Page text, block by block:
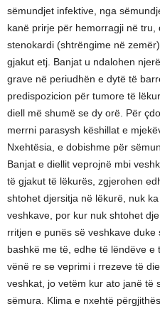
sëmundjet infektive, nga
kanë prirje për hemorragji në
stenokardi (shtrëngime në
gjakut etj. Banjat u ndalohen
grave në periudhën e dytë të
predispozicion për tumore të
diell më shumë se dy orë. Për
merrni parasysh këshillat e
Nxehtësia, e dobishme për
Banjat e diellit veprojnë mbi
të gjakut të lëkurës, zgjerohen
shtohet djersitja në lëkurë, nuk
veshkave, por kur nuk shtohet
rritjen e punës së veshkave
bashkë me të, edhe të lëndëve
vënë re se veprimi i rrezeve të
veshkat, jo vetëm kur ato janë të
sëmura. Klima e nxehtë